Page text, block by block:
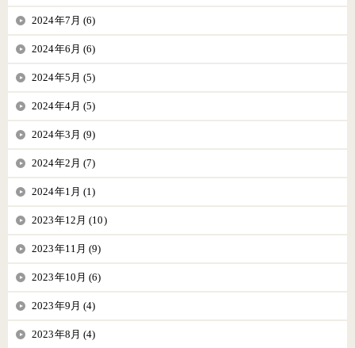
2024年7月 (6)
2024年6月 (6)
2024年5月 (5)
2024年4月 (5)
2024年3月 (9)
2024年2月 (7)
2024年1月 (1)
2023年12月 (10)
2023年11月 (9)
2023年10月 (6)
2023年9月 (4)
2023年8月 (4)